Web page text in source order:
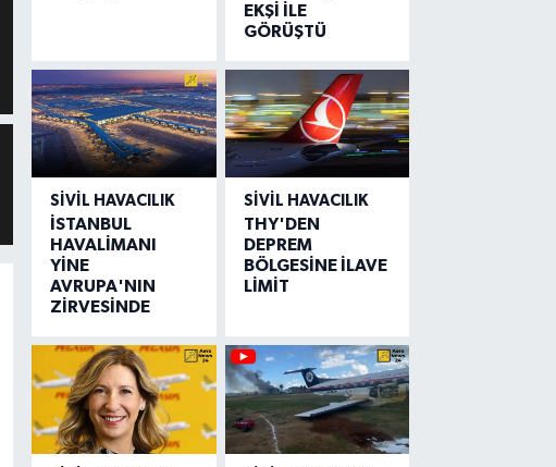
EKŞİ İLE
GÖRÜŞTÜ
SIVIL HAVACILIK
İSTANBUL
HAVALİMANI
YİNE
AVRUPA'NIN
ZİRVESİNDE
SIVIL HAVACILIK
THY'DEN
DEPREM
BÖLGESİNE İLAVE
LİMİT